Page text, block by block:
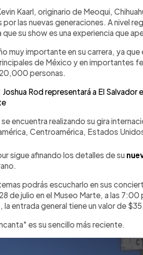
Escuchar artículo
Kaarl, originario de Meoqui,
por las nuevas generaciones. A nivel
su show es una experiencia que
muy importante en su carrera, ya
de México y en importantes
personas.
Rod representará a El Salvador
encuentra realizando su gira
Centroamérica, Estados
sigue afinando los detalles de su
podrás escucharlo en sus
de julio en el Museo Marte, a las
la entrada general tiene un valor de $35.
es su sencillo más reciente.